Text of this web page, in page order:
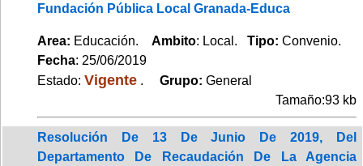
Fundación Pública Local Granada-Educa
Area: Educación. Ambito: Local. Tipo: Convenio.
Fecha: 25/06/2019
Estado: Vigente . Grupo: General
Tamaño:93 kb
Resolución De 13 De Junio De 2019, Del
Departamento De Recaudación De La Agencia